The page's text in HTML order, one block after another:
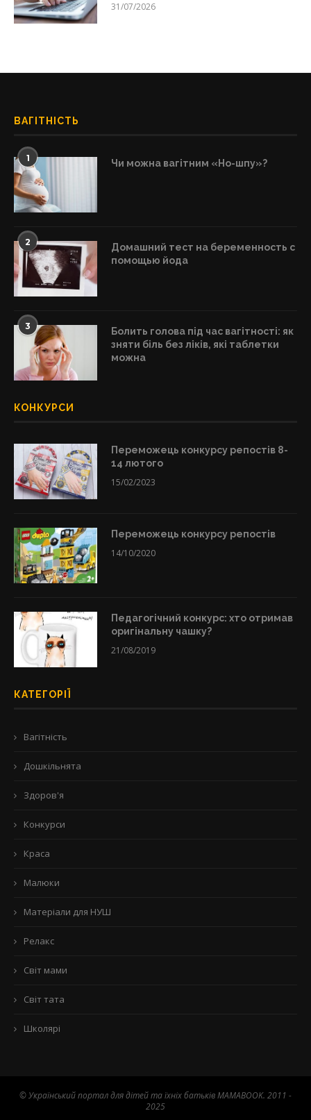
31/07/2026
ВАГІТНІСТЬ
1 Чи можна вагітним «Но-шпу»?
2
Домашний тест на беременность с
помощью йода
3
Болить голова під час вагітності: як
зняти біль без ліків, які таблетки
можна
КОНКУРСИ
Переможець конкурсу репостів 8-
14 лютого
15/02/2023
Переможець конкурсу репостів
14/10/2020
Педагогічний конкурс: хто отримав
оригінальну чашку?
21/08/2019
КАТЕГОРІЇ
Вагітність
Дошкільнята
Здоров'я
Конкурси
Краса
Малюки
Матеріали для НУШ
Релакс
Світ мами
Світ тата
Школярі
© Український портал для дітей та їхніх батьків MAMABOOK. 2011 -
2025